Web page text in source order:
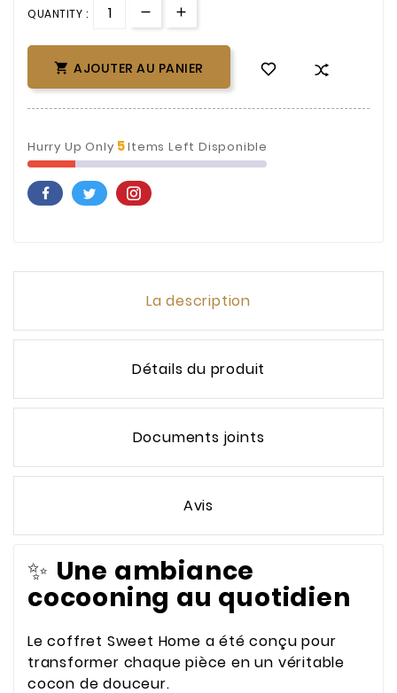
QUANTITY :
 AJOUTER AU PANIER
Hurry Up Only 5Items Left Disponible
La description
Détails du produit
Documents joints
Avis
✨ Une ambiance
cocooning au quotidien
Le coffret Sweet Home a été conçu pour
transformer chaque pièce en un véritable
cocon de douceur.